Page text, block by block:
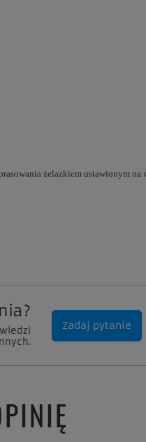
żelazkiem ustawionym na
Zadaj pytanie